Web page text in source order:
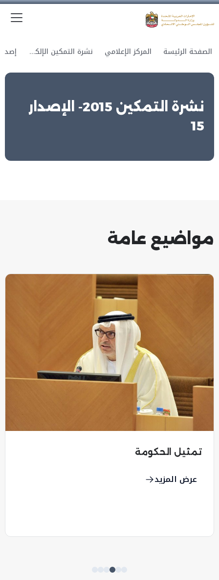
الصفحة الرئيسة المركز الإعلامي نشرة التمكين الإلكترونية
نشرة التمكين 2015- الإصدار
15
مواضيع عامة
محاضرة لمنتسبي معهد تدريب